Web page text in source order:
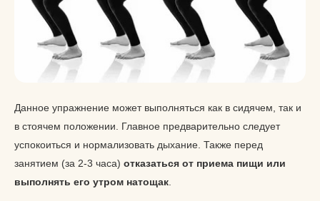
Данное упражнение может выполняться как в сидячем, так и
в стоячем положении. Главное предварительно следует
успокоиться и нормализовать дыхание. Также перед
занятием (за 2-3 часа) отказаться от приема пищи или
выполнять его утром натощак